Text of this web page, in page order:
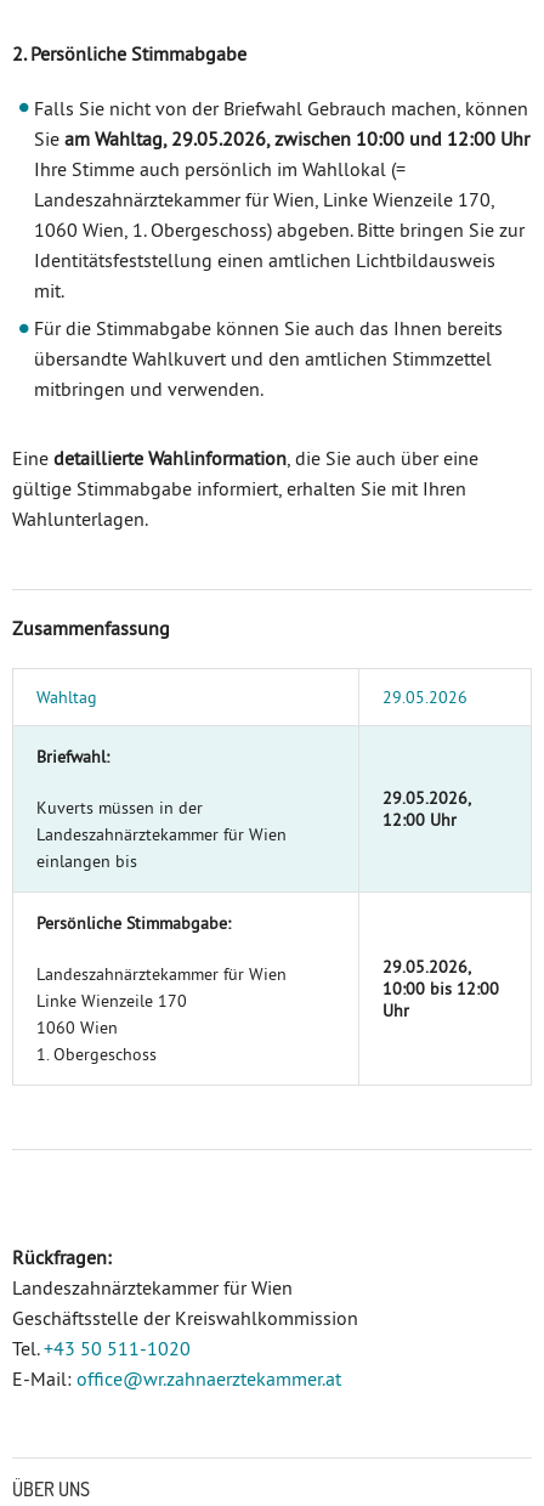
2. Persönliche Stimmabgabe
Falls Sie nicht von der Briefwahl Gebrauch machen, können
Sie am Wahltag, 29.05.2026, zwischen 10:00 und 12:00 Uhr
Ihre Stimme auch persönlich im Wahllokal (=
Landeszahnärztekammer für Wien, Linke Wienzeile 170,
1060 Wien, 1. Obergeschoss) abgeben. Bitte bringen Sie zur
Identitätsfeststellung einen amtlichen Lichtbildausweis
mit.
Für die Stimmabgabe können Sie auch das Ihnen bereits
übersandte Wahlkuvert und den amtlichen Stimmzettel
mitbringen und verwenden.
Eine detaillierte Wahlinformation, die Sie auch über eine
gültige Stimmabgabe informiert, erhalten Sie mit Ihren
Wahlunterlagen.
Zusammenfassung
Wahltag 29.05.2026
Briefwahl:
Kuverts müssen in der
Landeszahnärztekammer für Wien
einlangen bis
29.05.2026,
12:00 Uhr
Persönliche Stimmabgabe:
Landeszahnärztekammer für Wien
Linke Wienzeile 170
1060 Wien
1. Obergeschoss
29.05.2026,
10:00 bis 12:00
Uhr
Rückfragen:
Landeszahnärztekammer für Wien
Geschäftsstelle der Kreiswahlkommission
Tel.+43 50 511-1020
E-Mail: office@wr.zahnaerztekammer.at
ÜBER UNS